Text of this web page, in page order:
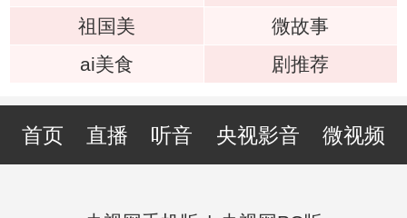
祖国美
微故事
ai美食
剧推荐
首页 直播 听音 央视影音 微视频